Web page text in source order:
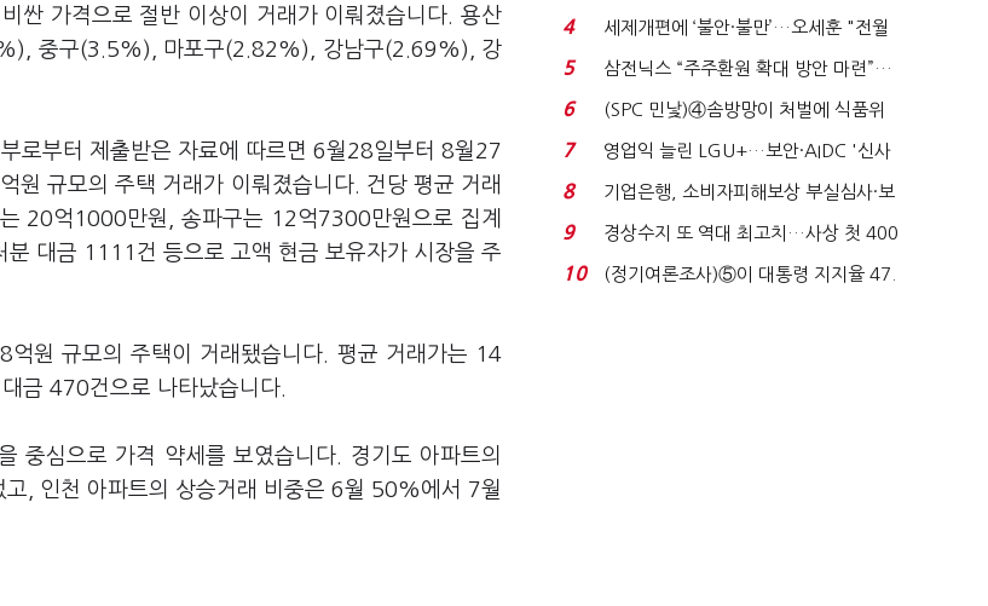
싼 가격으로 절반 이상이 거래가 이뤄졌습니다. 용산
중구(3.5%), 마포구(2.82%), 강남구(2.69%), 강
로부터 제출받은 자료에 따르면 6월28일부터 8월27
규모의 주택 거래가 이뤄졌습니다. 건당 평균 거래
20억1000만원, 송파구는 12억7300만원으로 집계
대금 1111건 등으로 고액 현금 보유자가 시장을 주
원 규모의 주택이 거래됐습니다. 평균 거래가는 14
금 470건으로 나타났습니다.
중심으로 가격 약세를 보였습니다. 경기도 아파트의
, 인천 아파트의 상승거래 비중은 6월 50%에서 7월
'초접전'…대통령 ...
4
세제개편에 ‘불안·불만’…오세훈 "전월
세 구하기 더 ...
5
삼전닉스 “주주환원 확대 방안 마련”…
로이터에 성명...
6
(SPC 민낯)④솜방망이 처벌에 식품위
생법 위반 반복...
7
영업익 늘린 LGU+…보안·AIDC '신사
업 드라이브'...
8
기업은행, 소비자피해보상 부실심사·보
이스피싱 공시 ...
9
경상수지 또 역대 최고치…사상 첫 400
억달러에 '3% 성...
10
(정기여론조사)⑤이 대통령 지지율 47.